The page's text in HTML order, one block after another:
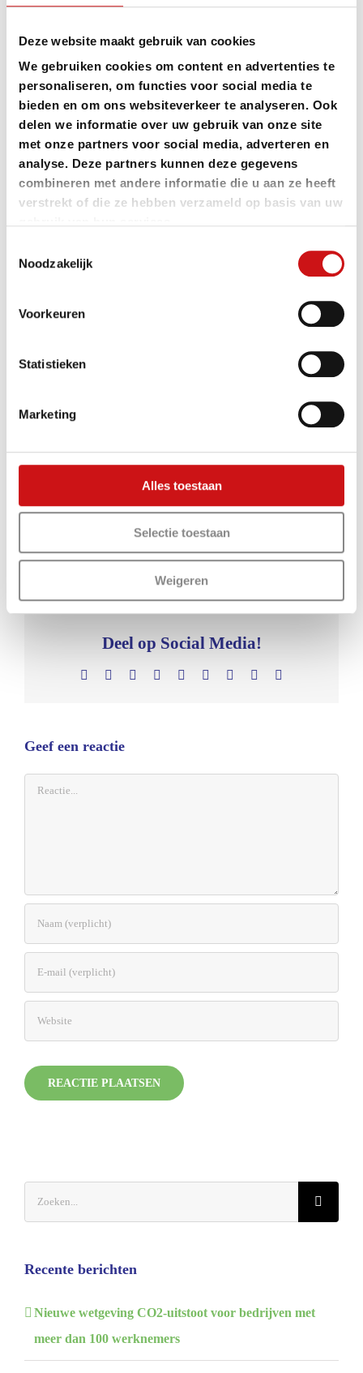
Deze website maakt gebruik van cookies
We gebruiken cookies om content en advertenties te
personaliseren, om functies voor social media te
bieden en om ons websiteverkeer te analyseren. Ook
delen we informatie over uw gebruik van onze site
met onze partners voor social media, adverteren en
analyse. Deze partners kunnen deze gegevens
combineren met andere informatie die u aan ze heeft
verstrekt of die ze hebben verzameld op basis van uw
Noodzakelijk
Voorkeuren
Statistieken
Marketing
Alles toestaan
Selectie toestaan
Weigeren
Wat als een medewerker in een appartement woont waar
geen laadpalen staan? Niet iedereen kan immers een
laadpaal thuis plaatsen.
En moet je nu al een auto met een hoge actieradius
bestellen als je weet dat het nog een jaar duurt voor die
wordt geleverd? Er is nog veel onduidelijkheid en
onzekerheid omtrent elektrisch rijden. Onze adviserende
de heren van 2019? ‘We gaan ons onder andere verder
klanten op elk moment van de juiste informatie kunnen
Fleetcompass
Heuvel 2
5261 EE Vught
T 073-2053500
E info@fleetcompass.nl
I www.fleetcompass.nl
DoorFleetcompass | januari 9th, 2019 | Nieuwsbrief | 0 Reacties
Deel op Social Media!
Facebook Reddit LinkedInWhatsApp
TumblrPinterest
Geef een reactie
Reactie
naar:
Recente berichten
Nieuwe wetgeving CO2-uitstoot voor bedrijven met
meer dan 100 werknemers